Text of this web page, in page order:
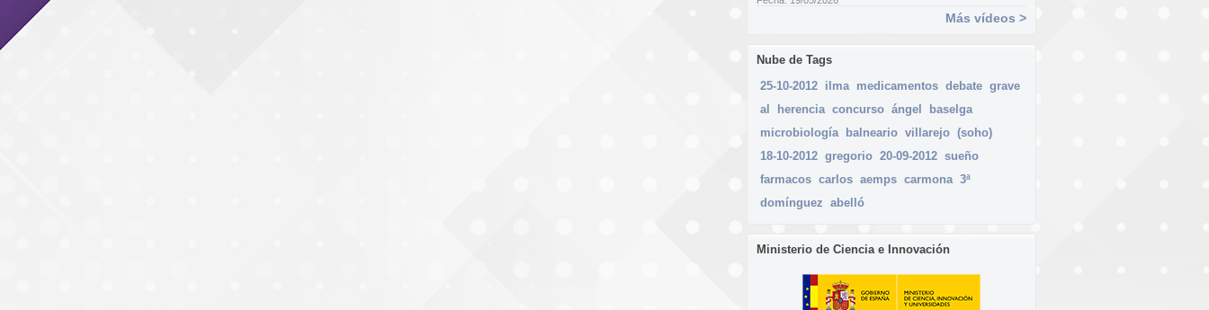
Más vídeos >
Nube de Tags
25-10-2012 ilma medicamentos debate grave
al
herencia concurso ángel
baselga
microbiología
balneario villarejo (soho)
18-10-2012 gregorio 20-09-2012 sueño
farmacos carlos aemps carmona 3ª
domínguez abelló
Ministerio de Ciencia e Innovación